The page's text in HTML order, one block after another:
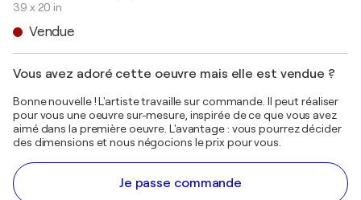
39 x 20 in
Vendue
Vous avez adoré cette oeuvre mais elle est vendue ?
Bonne nouvelle ! L'artiste travaille sur commande. Il peut réaliser
pour vous une oeuvre sur-mesure, inspirée de ce que vous avez
aimé dans la première oeuvre. L'avantage : vous pourrez décider
des dimensions et nous négocions le prix pour vous.
Je passe commande